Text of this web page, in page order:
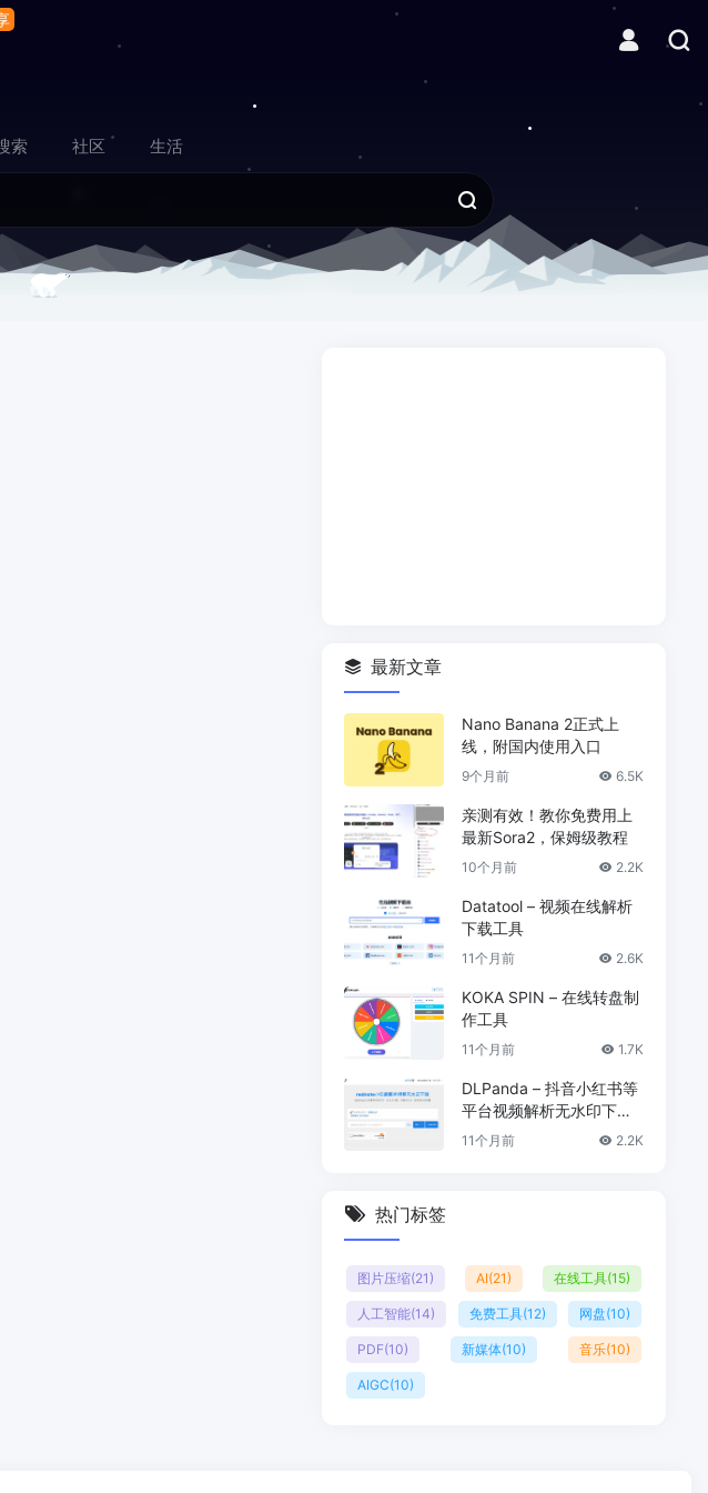
索 社区 生活
最新文章
Nano Banana 2正式上
线，附国内使用入口
9个月前 6.5K
亲测有效！教你免费用上
最新Sora2，保姆级教程
10个月前 2.2K
Datatool – 视频在线解析
下载工具
11个月前 2.6K
KOKA SPIN – 在线转盘制
作工具
11个月前 1.7K
DLPanda – 抖音小红书等
平台视频解析无水印下载
工具
11个月前 2.2K
热门标签
图片压缩(21) AI(21) 在线工具(15)
人工智能(14) 免费工具(12) 网盘(10)
PDF(10) 新媒体(10) 音乐(10)
AIGC(10)